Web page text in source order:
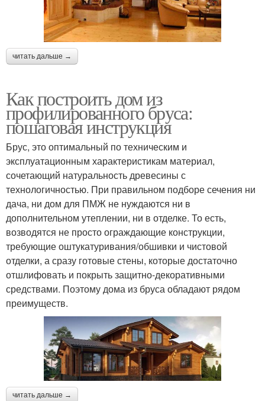
читать дальше →
Как построить дом из
профилированного бруса:
пошаговая инструкция
Брус, это оптимальный по техническим и
эксплуатационным характеристикам материал,
сочетающий натуральность древесины с
технологичностью. При правильном подборе сечения ни
дача, ни дом для ПМЖ не нуждаются ни в
дополнительном утеплении, ни в отделке. То есть,
возводятся не просто ограждающие конструкции,
требующие оштукатуривания/обшивки и чистовой
отделки, а сразу готовые стены, которые достаточно
отшлифовать и покрыть защитно-декоративными
средствами. Поэтому дома из бруса обладают рядом
преимуществ.
читать дальше →